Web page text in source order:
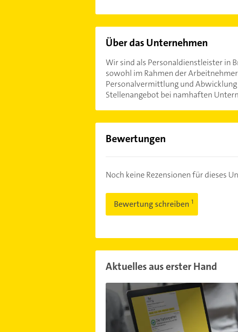
Über das Unternehmen
Wir sind als Personaldienstleister in
sowohl im Rahmen der
Personalvermittlung und
Stellenangebot bei namhaften
Bewertungen
Noch keine Rezensionen für dieses
Bewertung schreiben
Aktuelles aus erster Hand